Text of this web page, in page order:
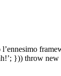
})) throw